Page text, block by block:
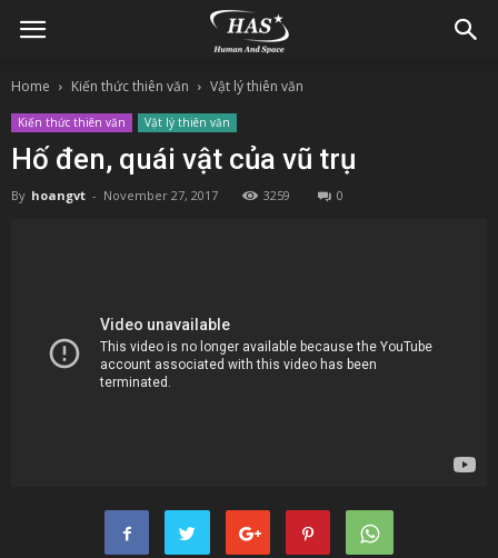
Home Kiến thức thiên văn Vật lý thiên văn
Kiến thức thiên văn Vật lý thiên văn
Hố đen, quái vật của vũ trụ
By hoangvt - November 27, 2017 3259 0